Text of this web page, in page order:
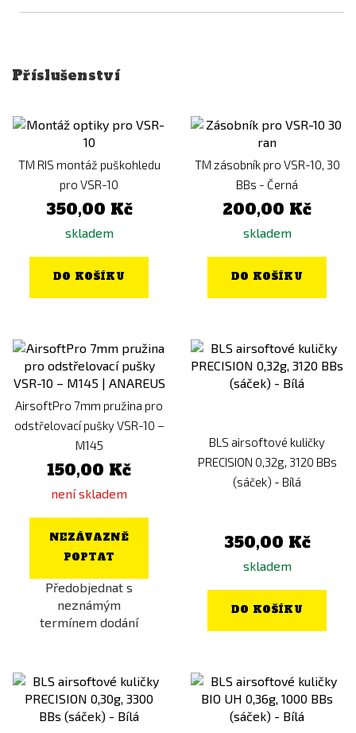
Příslušenství
TM RIS montáž puškohledu
pro VSR-10
350,00 Kč
skladem
DO KOŠÍKU
TM zásobník pro VSR-10, 30
BBs - Černá
200,00 Kč
skladem
DO KOŠÍKU
AirsoftPro 7mm pružina pro
odstřelovací pušky VSR-10 –
M145
150,00 Kč
není skladem
NEZÁVAZNĚ
POPTAT
Předobjednat s
neznámým
termínem dodání
BLS airsoftové kuličky
PRECISION 0,32g, 3120 BBs
(sáček) - Bílá
350,00 Kč
skladem
DO KOŠÍKU